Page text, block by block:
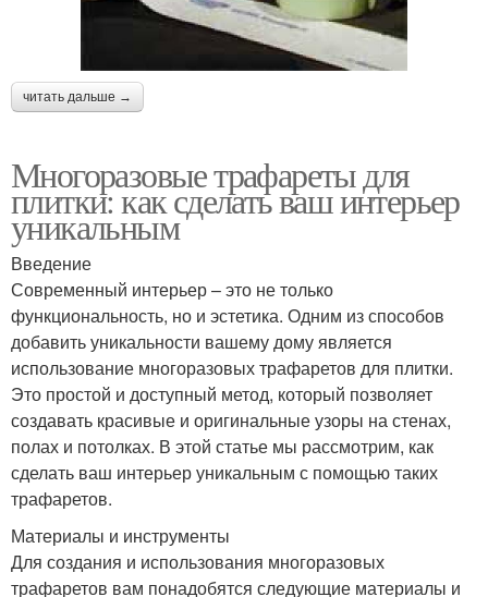
читать дальше →
Многоразовые трафареты для
плитки: как сделать ваш интерьер
уникальным
Введение
Современный интерьер – это не только
функциональность, но и эстетика. Одним из способов
добавить уникальности вашему дому является
использование многоразовых трафаретов для плитки.
Это простой и доступный метод, который позволяет
создавать красивые и оригинальные узоры на стенах,
полах и потолках. В этой статье мы рассмотрим, как
сделать ваш интерьер уникальным с помощью таких
трафаретов.
Материалы и инструменты
Для создания и использования многоразовых
трафаретов вам понадобятся следующие материалы и